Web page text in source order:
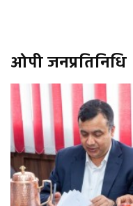
ओपी जनप्रतिनिधि